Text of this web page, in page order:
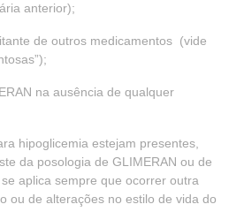
anterior);
de outros medicamentos (vide
na ausência de qualquer
hipoglicemia estejam presentes,
da posologia de GLIMERAN ou de
aplica sempre que ocorrer outra
ou de alterações no estilo de vida do